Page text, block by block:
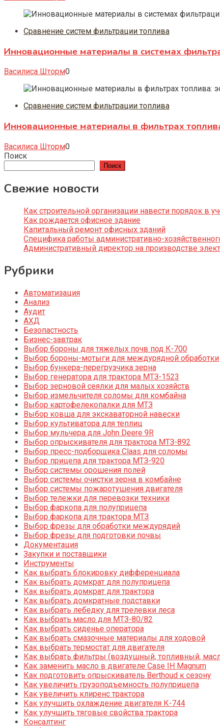
Сравнение систем фильтрации топлива
Инновационные материалы в системах
Василиса Шторм0
Сравнение систем фильтрации топлива
Инновационные материалы в фильтрах
Василиса Шторм0
Поиск
Поиск
Свежие новости
Как строительной организации навести порядок в
Как рождается офисное здание
Капитальный ремонт офисных зданий
Специфика работы административно-
Административный директор на производстве
Рубрики
Автоматизация
Анализ
Аудит
АХД
Безопастность
Бизнес-завтрак
Выбор бороны для тяжелых почв под К-700
Выбор бороны-мотыги для междурядной обработки
Выбор бункера-перегрузчика зерна
Выбор генератора для трактора МТЗ-1523
Выбор зерновой сеялки для малых хозяйств
Выбор измельчителя соломы для комбайна
Выбор картофелекопалки для МТЗ
Выбор ковша для экскаваторной навески
Выбор культиватора для теплиц
Выбор мульчера для John Deere 9R
Выбор опрыскивателя для трактора МТЗ-892
Выбор пресс-подборщика Claas для соломы
Выбор прицепа для трактора МТЗ-920
Выбор системы орошения полей
Выбор системы очистки зерна в комбайне
Выбор системы пожаротушения двигателя
Выбор тележки для перевозки техники
Выбор фаркопа для полуприцепа
Выбор фаркопа для трактора МТЗ
Выбор фрезы для обработки междурядий
Выбор фрезы для подготовки почвы
Документация
Закупки и поставщики
Инструменты
Как выбрать блокировку дифференциала
Как выбрать домкрат для полуприцепа
Как выбрать домкрат для трактора
Как выбрать домкратные подставки
Как выбрать лебедку для трелевки леса
Как выбрать масло для МТЗ-80/82
Как выбрать сиденье оператора
Как выбрать смазочные материалы для ходовой
Как выбрать термостат для двигателя
Как выбрать фильтры (воздушный, топливный,
Как заменить масло в двигателе Case IH Magnum
Как подготовить опрыскиватель Berthoud к сезону
Как увеличить грузоподъемность полуприцепа
Как увеличить клиренс трактора
Как улучшить охлаждение двигателя К-744
Как улучшить тяговые свойства трактора
Консалтинг